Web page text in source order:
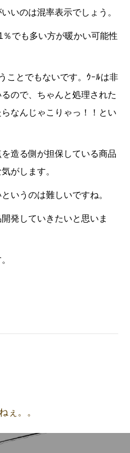
いのは混率表示でしょう。
でも多い方が暖かい可能性
ことでもないです。ｳｰﾙは非
ので、ちゃんと処理された
なんじゃこりゃっ！！とい
造る側が担保している商品
がします。
いうのは難しいですね。
発していきたいと思いま
ぇ。。